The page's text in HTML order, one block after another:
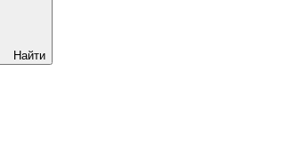
Найти